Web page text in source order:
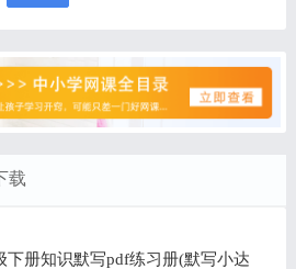
载
下册知识默写pdf练习册(默写小达